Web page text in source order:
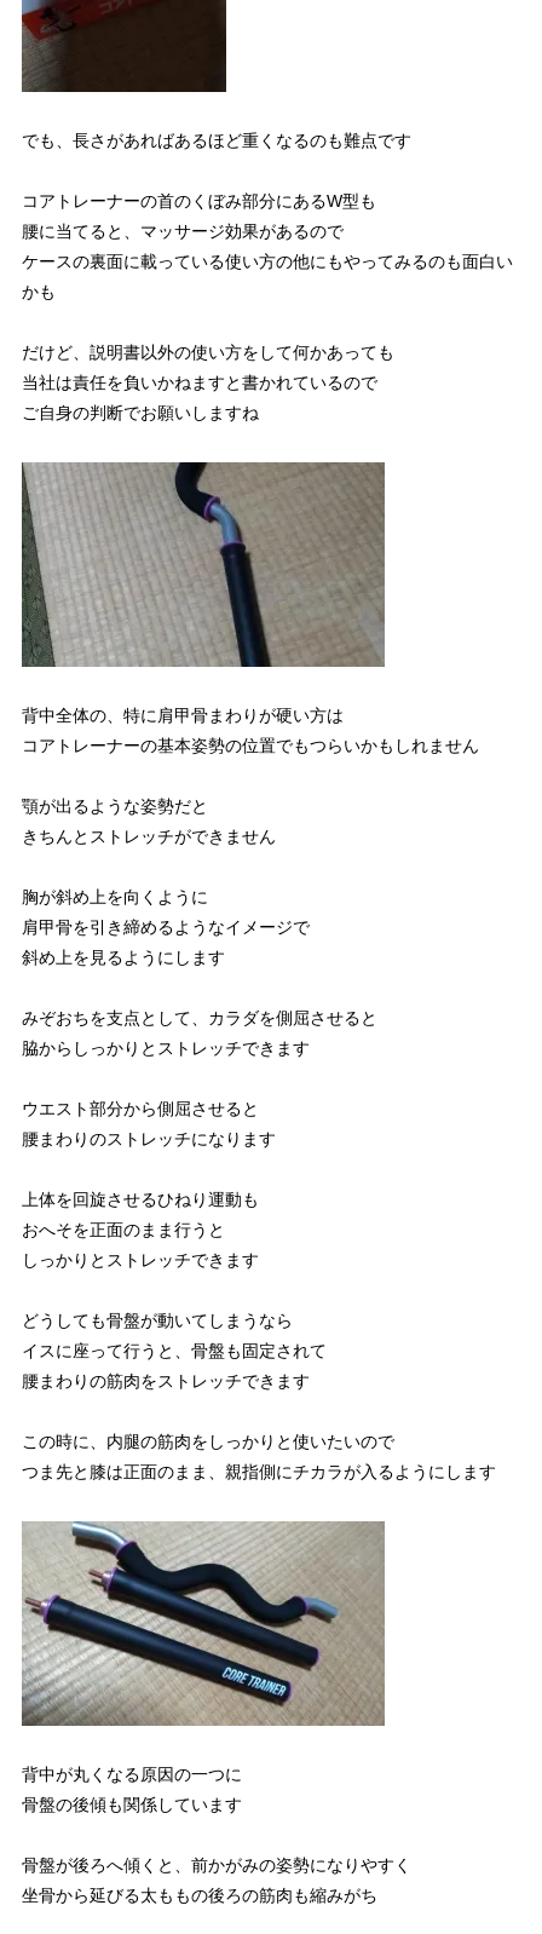
でも、長さがあればあるほど重くなるのも難点です
コアトレーナーの首のくぼみ部分にあるW型も
腰に当てると、マッサージ効果があるので
ケースの裏面に載っている使い方の他にもやってみるのも面白い
かも
だけど、説明書以外の使い方をして何かあっても
当社は責任を負いかねますと書かれているので
ご自身の判断でお願いしますね
背中全体の、特に肩甲骨まわりが硬い方は
コアトレーナーの基本姿勢の位置でもつらいかもしれません
顎が出るような姿勢だと
きちんとストレッチができません
胸が斜め上を向くように
肩甲骨を引き締めるようなイメージで
斜め上を見るようにします
みぞおちを支点として、カラダを側屈させると
脇からしっかりとストレッチできます
ウエスト部分から側屈させると
腰まわりのストレッチになります
上体を回旋させるひねり運動も
おへそを正面のまま行うと
しっかりとストレッチできます
どうしても骨盤が動いてしまうなら
イスに座って行うと、骨盤も固定されて
腰まわりの筋肉をストレッチできます
この時に、内腿の筋肉をしっかりと使いたいので
つま先と膝は正面のまま、親指側にチカラが入るようにします
背中が丸くなる原因の一つに
骨盤の後傾も関係しています
骨盤が後ろへ傾くと、前かがみの姿勢になりやすく
坐骨から延びる太ももの後ろの筋肉も縮みがち